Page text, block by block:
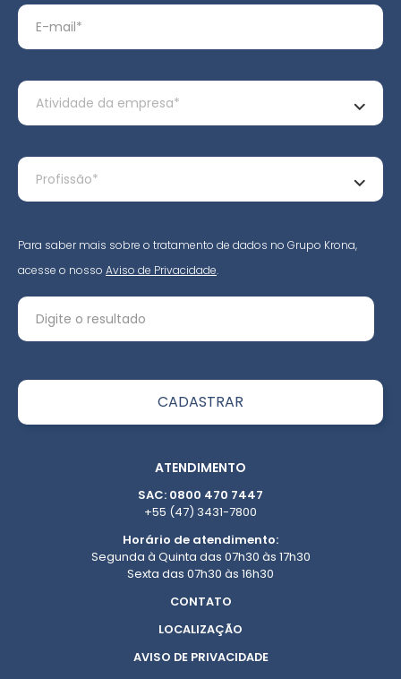
Para saber mais sobre o tratamento de dados no Grupo Krona,
acesse o nosso Aviso de Privacidade.
ATENDIMENTO
SAC: 0800 470 7447
+55 (47) 3431-7800
Horário de atendimento:
Segunda à Quinta das 07h30 às 17h30
Sexta das 07h30 às 16h30
CONTATO
LOCALIZAÇÃO
AVISO DE PRIVACIDADE